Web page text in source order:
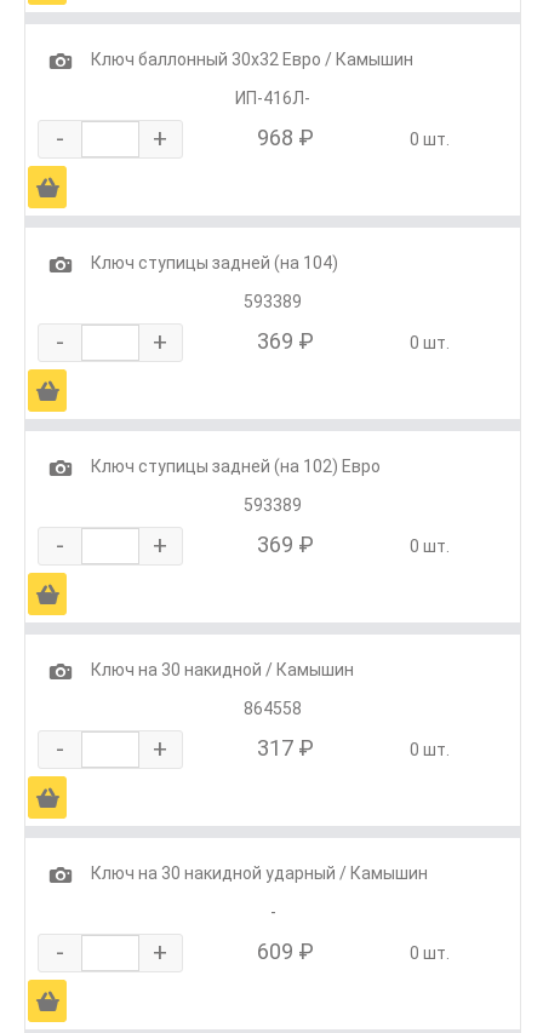
1
Ключ баллонный 30х32 Евро / Камышин
ИП-416Л-
- + 968 ₽ 0 шт.
Ä
1
Ключ ступицы задней (на 104)
593389
- + 369 ₽ 0 шт.
Ä
1
Ключ ступицы задней (на 102) Евро
593389
- + 369 ₽ 0 шт.
Ä
1
Ключ на 30 накидной / Камышин
864558
- + 317 ₽ 0 шт.
Ä
1
Ключ на 30 накидной ударный / Камышин
-
- + 609 ₽ 0 шт.
Ä